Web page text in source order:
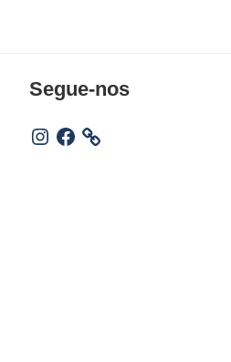
Segue-nos
Instagram
Facebook